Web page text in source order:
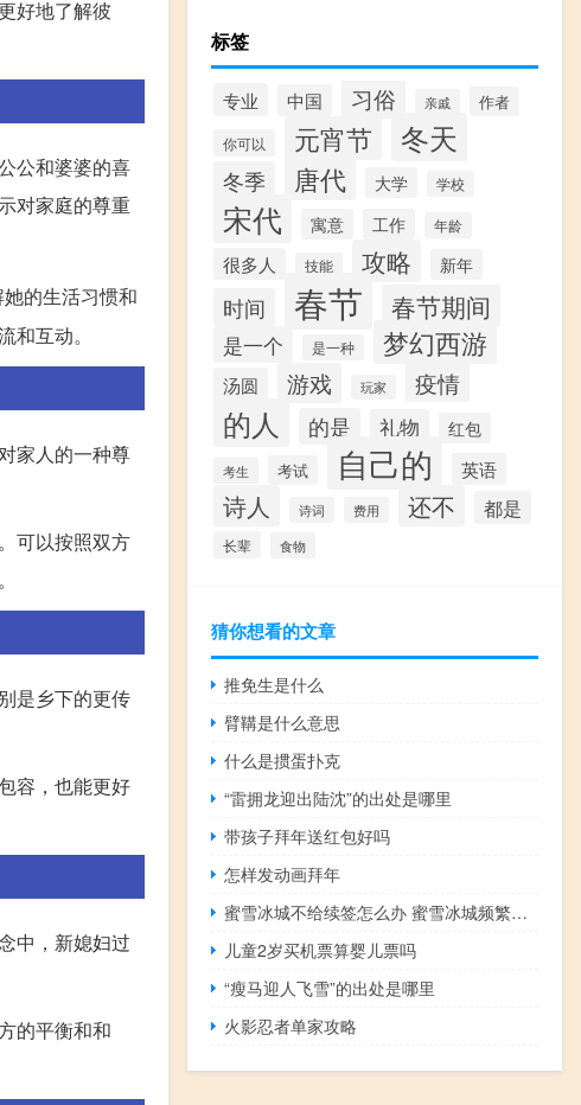
好地了解彼
公和婆婆的喜
对家庭的尊重
的生活习惯和
互动。
家人的一种尊
可以按照双方
是乡下的更传
容，也能更好
中，新媳妇过
的平衡和和
标签
专业 中国 习俗 亲戚 作者
你可以 元宵节 冬天
冬季 唐代 大学 学校
宋代 寓意 工作 年龄
很多人 技能 攻略 新年
时间 春节 春节期间
是一个 是一种 梦幻西游
汤圆 游戏 玩家 疫情
的人 的是 礼物 红包
考生 考试 自己的 英语
诗人 诗词 费用 还不 都是
长辈 食物
猜你想看的文章
推免生是什么
臂鞲是什么意思
什么是掼蛋扑克
“雷拥龙迎出陆沈”的出处是哪里
带孩子拜年送红包好吗
怎样发动画拜年
蜜雪冰城不给续签怎么办 蜜雪冰城频繁改标签过期继续用
儿童2岁买机票算婴儿票吗
“瘦马迎人飞雪”的出处是哪里
火影忍者单家攻略